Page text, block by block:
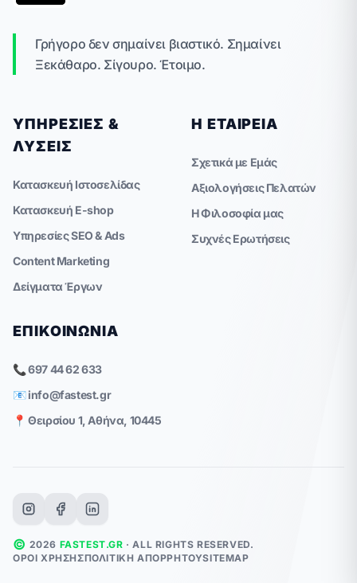
Γρήγορο δεν σημαίνει βιαστικό. Σημαίνει
Ξεκάθαρο. Σίγουρο. Έτοιμο.
ΥΠΗΡΕΣΊΕΣ &
ΛΎΣΕΙΣ
Κατασκευή Ιστοσελίδας
Κατασκευή E-shop
Υπηρεσίες SEO & Ads
Content Marketing
Δείγματα Έργων
Η ΕΤΑΙΡΕΊΑ
Σχετικά με Εμάς
Αξιολογήσεις Πελατών
Η Φιλοσοφία μας
Συχνές Ερωτήσεις
ΕΠΙΚΟΙΝΩΝΊΑ
📞 697 44 62 633
📧info@fastest.gr
📍 Θειρσίου 1, Αθήνα, 10445
© 2026 FASTEST.GR · ALL RIGHTS RESERVED.
ΌΡΟΙ ΧΡΉΣΗΣΠΟΛΙΤΙΚΉ ΑΠΟΡΡΉΤΟΥSITEMAP